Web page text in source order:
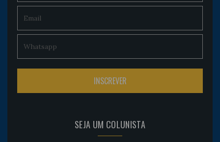
SEJA UM COLUNISTA